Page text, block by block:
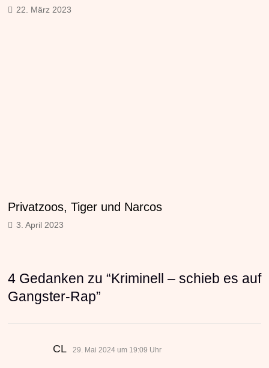
22. März 2023
Privatzoos, Tiger und Narcos
3. April 2023
4 Gedanken zu “Kriminell – schieb es auf
Gangster-Rap”
CL sagt:
29. Mai 2024 um 19:09 Uhr